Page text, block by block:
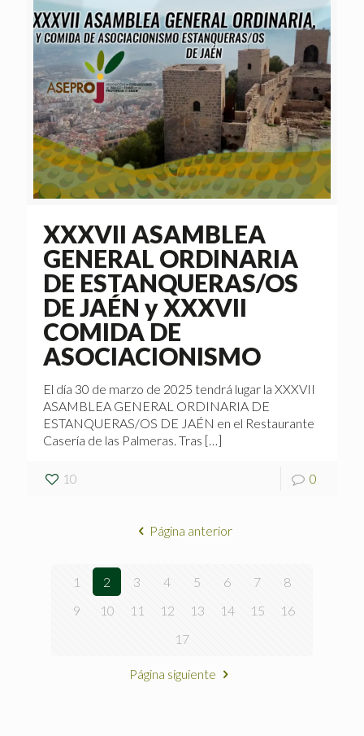
XXXVII ASAMBLEA
GENERAL ORDINARIA
DE ESTANQUERAS/OS
DE JAÉN y XXXVII
COMIDA DE
ASOCIACIONISMO
El día 30 de marzo de 2025 tendrá lugar la XXXVII
ASAMBLEA GENERAL ORDINARIA DE
ESTANQUERAS/OS DE JAÉN en el Restaurante
Casería de las Palmeras. Tras […]
10 0
Página anterior
1 2 3 4 5 6 7
8
9
10 11 12 13 14 15
16
17
Página siguiente